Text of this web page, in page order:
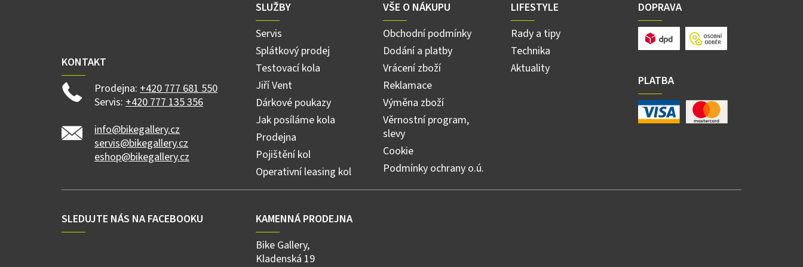
KONTAKT
Prodejna: +420 777 681 550
Servis: +420 777 135 356
info@bikegallery.cz
servis@bikegallery.cz
eshop@bikegallery.cz
SLUŽBY
Servis
Splátkový prodej
Testovací kola
Jiří Vent
Dárkové poukazy
Jak posíláme kola
Prodejna
Pojištění kol
Operativní leasing kol
VŠE O NÁKUPU
Obchodní podmínky
Dodání a platby
Vrácení zboží
Reklamace
Výměna zboží
Věrnostní program,
slevy
Cookie
Podmínky ochrany o.ú.
LIFESTYLE
Rady a tipy
Technika
Aktuality
DOPRAVA
PLATBA
SLEDUJTE NÁS NA FACEBOOKU
KAMENNÁ PRODEJNA
Bike Gallery,
Kladenská 19